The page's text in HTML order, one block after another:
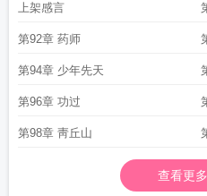
上架感言
第92章 药师
第94章 少年先天
第96章 功过
第98章 靑丘山
查看更多